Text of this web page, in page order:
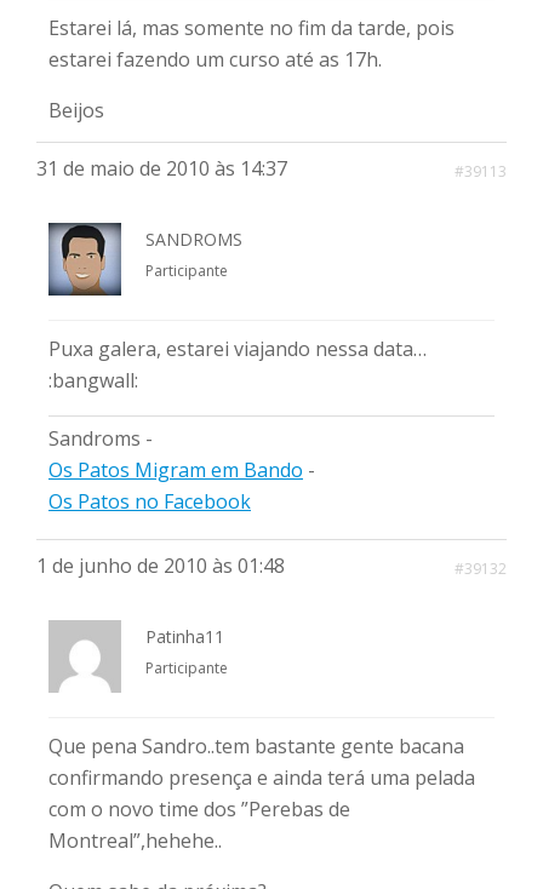
Estarei lá, mas somente no fim da tarde, pois
estarei fazendo um curso até as 17h.
Beijos
31 de maio de 2010 às 14:37 #39113
SANDROMS
Participante
Puxa galera, estarei viajando nessa data…
:bangwall:
Sandroms -
Os Patos Migram em Bando -
Os Patos no Facebook
1 de junho de 2010 às 01:48 #39132
Patinha11
Participante
Que pena Sandro..tem bastante gente bacana
confirmando presença e ainda terá uma pelada
com o novo time dos ”Perebas de
Montreal”,hehehe..